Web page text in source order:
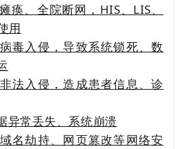
痪、全院断网，HIS、LIS、
用
毒入侵，导致系统锁死、数
法入侵，造成患者信息、诊
异常丢失、系统崩溃
名劫持、网页篡改等网络安